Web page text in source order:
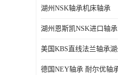
湖州NSK轴承机床轴承
湖州恩斯凯NSK进口轴承